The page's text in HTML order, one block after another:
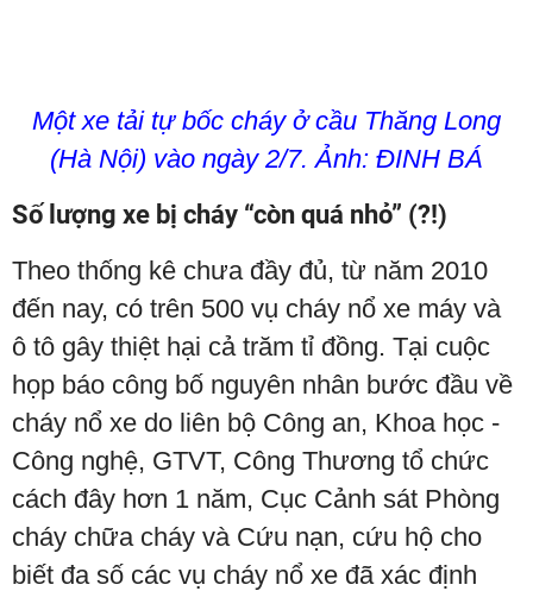
Một xe tải tự bốc cháy ở cầu Thăng Long
(Hà Nội) vào ngày 2/7. Ảnh: ĐINH BÁ
Số lượng xe bị cháy “còn quá nhỏ” (?!)
Theo thống kê chưa đầy đủ, từ năm 2010
đến nay, có trên 500 vụ cháy nổ xe máy và
ô tô gây thiệt hại cả trăm tỉ đồng. Tại cuộc
họp báo công bố nguyên nhân bước đầu về
cháy nổ xe do liên bộ Công an, Khoa học -
Công nghệ, GTVT, Công Thương tổ chức
cách đây hơn 1 năm, Cục Cảnh sát Phòng
cháy chữa cháy và Cứu nạn, cứu hộ cho
biết đa số các vụ cháy nổ xe đã xác định